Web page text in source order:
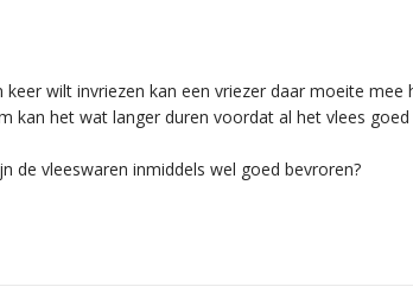
wilt invriezen kan een vriezer daar moeite
kan het wat langer duren voordat al het vlees goed
de vleeswaren inmiddels wel goed bevroren?